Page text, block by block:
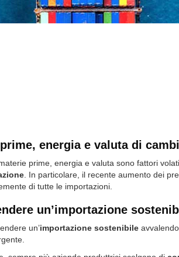
energia e valuta di
prime, energia e valuta sono fattori
. In particolare, il recente aumento dei
di tutte le importazioni.
un’importazione
un’importazione sostenibile